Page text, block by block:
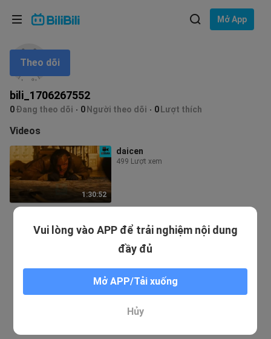
Mở App
bili_1706267552
0Đang theo dõi 0 Người theo dõi 0 Lượt thích
Theo dõi
Videos
1:30:52
daicen
499 Lượt xem
Vui lòng vào APP để trải nghiệm nội dung
đầy đủ
Mở APP/Tải xuống
Hủy
Ngôn ngữ: Tiếng Việt
Lựa chọn ngôn ngữ
English
ภาษาไทย
Tiếng Việt
Bahasa Melayu